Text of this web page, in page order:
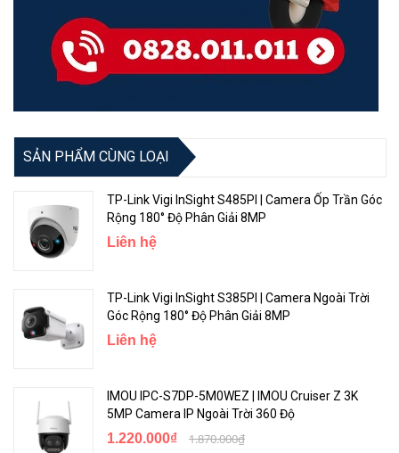
SẢN PHẨM CÙNG LOẠI
TP-Link Vigi InSight S485PI | Camera Ốp Trần Góc
Rộng 180° Độ Phân Giải 8MP
Liên hệ
TP-Link Vigi InSight S385PI | Camera Ngoài Trời
Góc Rộng 180° Độ Phân Giải 8MP
Liên hệ
IMOU IPC-S7DP-5M0WEZ | IMOU Cruiser Z 3K
5MP Camera IP Ngoài Trời 360 Độ
1.220.000₫ 1.870.000₫